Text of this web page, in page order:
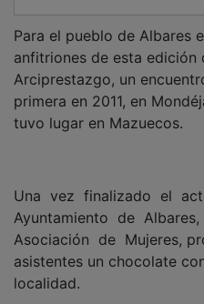
Para el pueblo de Albares
anfitriones de esta edición
Arciprestazgo, un
primera en 2011, en
tuvo lugar en Mazuecos.
Ayuntamiento de
Asociación de Mujeres,
asistentes un chocolate
localidad.